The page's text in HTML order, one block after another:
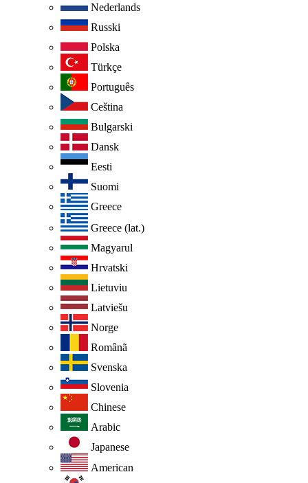
Nederlands
Russki
Polska
Türkçe
Português
Ceština
Bulgarski
Dansk
Eesti
Suomi
Greece
Greece (lat.)
Magyarul
Hrvatski
Lietuviu
Latviešu
Norge
Românã
Svenska
Slovenia
Chinese
Arabic
Japanese
American